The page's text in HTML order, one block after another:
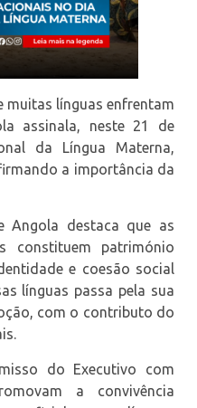
muitas línguas enfrentam
assinala, neste 21 de
da Língua Materna,
a importância da
Angola destaca que as
constituem património
e coesão social
línguas passa pela sua
com o contributo do
do Executivo com
a convivência